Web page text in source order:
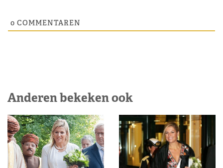
0 COMMENTAREN
Anderen bekeken ook